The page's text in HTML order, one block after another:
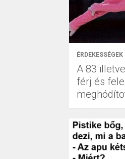
ÉRDEKESSÉGEK
A 83
férj és